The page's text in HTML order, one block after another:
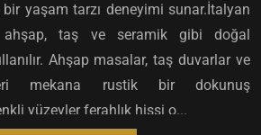
yaşam tarzı deneyimi sunar.İtalyan
ahşap, taş ve seramik gibi doğal
Ahşap masalar, taş duvarlar ve
mekana rustik bir dokunuş
yüzeyler ferahlık hissi o...